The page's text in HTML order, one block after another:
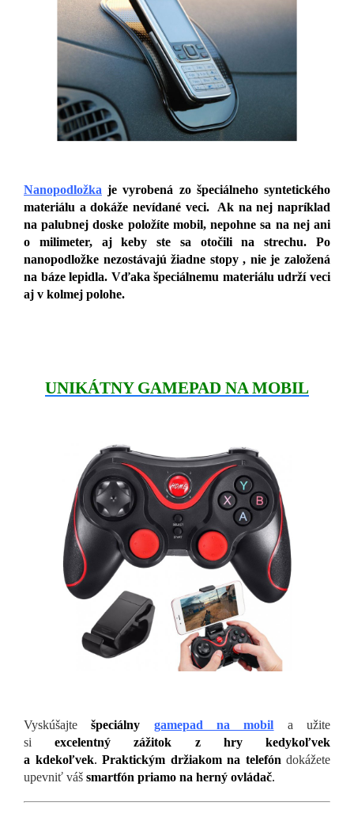
Nanopodložka je vyrobená zo špeciálneho syntetického
materiálu a dokáže nevídané veci. Ak na nej napríklad
na palubnej doske položíte mobil, nepohne sa na nej ani
o milimeter, aj keby ste sa otočili na strechu. Po
nanopodložke nezostávajú žiadne stopy , nie je založená
na báze lepidla. Vďaka špeciálnemu materiálu udrží veci
aj v kolmej polohe.
UNIKÁTNY GAMEPAD NA MOBIL
Vyskúšajtešpeciálny gamepad na mobil a užite
siexcelentný zážitok z hry kedykoľvek
a kdekoľvek. Praktickým držiakom na telefón dokážete
upevniť váš smartfón priamo na herný ovládač.